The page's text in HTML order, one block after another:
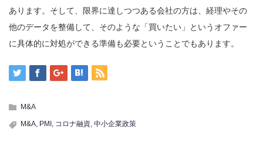
あります。そして、限界に達しつつある会社の方は、経理やその
他のデータを整備して、そのような「買いたい」というオファー
に具体的に対処ができる準備も必要ということでもあります。
M&A
M&A PMI コロナ融資 中小企業政策